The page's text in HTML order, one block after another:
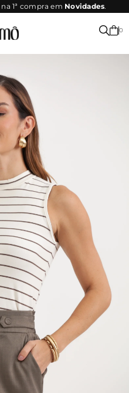
na 1ª compra em Novidades.
0